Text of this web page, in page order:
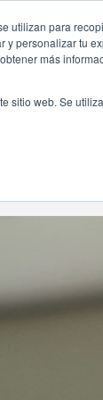
utilizan para
personalizar tu
más
sitio web. Se
QUIÉNES